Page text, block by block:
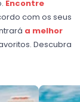
Encontre
com os seus
a melhor
Descubra